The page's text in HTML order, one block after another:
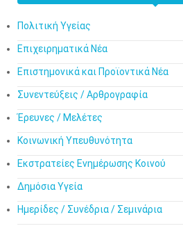
Πολιτική Υγείας
Επιχειρηματικά Νέα
Επιστημονικά και Προϊοντικά Νέα
Συνεντεύξεις / Αρθρογραφία
Έρευνες / Μελέτες
Κοινωνική Υπευθυνότητα
Εκστρατείες Ενημέρωσης Κοινού
Δημόσια Υγεία
Ημερίδες / Συνέδρια / Σεμινάρια